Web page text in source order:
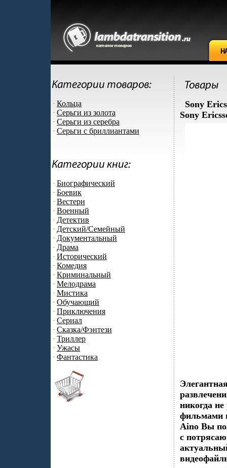
Кольца
Серьги из золота
Серьги из серебра
Серьги с бриллиантами
Биографический
Боевик
Вестерн
Военный
Детектив
Детский/Семейный
Документальный
Драма
Исторический
Комедия
Криминальный
Мелодрама
Мистика
Обучающий
Приключения
Сериал
Сказка/Фэнтези
Триллер
Ужасы
Фантастика
Sony
Sony
никогда
фильмами
Aino Вы
с